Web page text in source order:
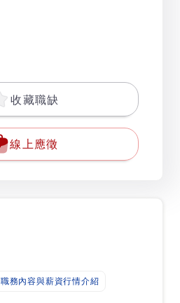
收藏職缺
線上應徵
職務內容與薪資行情介紹